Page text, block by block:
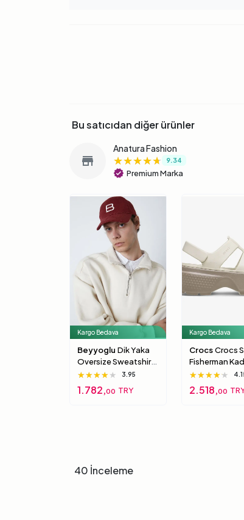
Bu satıcıdan diğer ürünler
store
Anatura Fashion
★★★★★
★★★★★
★★★★★ 9.34
verified Premium Marka
Kargo Bedava
Beyyoglu Dik Yaka
Oversize Sweatshirt
S
★★★★★
★★★★★
★★★★★ 3.95
1.782,00 TRY
Kargo Bedava
CrocsCrocs
Fisherman
Sandalet 39-
★★★★★
★★★★★
★★★★★
2.518,00
40 İnceleme